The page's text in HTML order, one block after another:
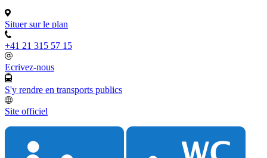
Situer sur le plan
+41 21 315 57 15
Ecrivez-nous
S'y rendre en transports publics
Site officiel